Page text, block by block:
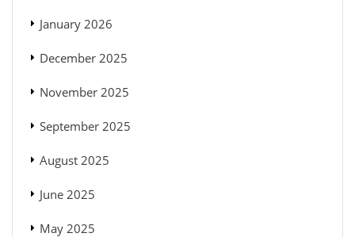
January 2026
December 2025
November 2025
September 2025
August 2025
June 2025
May 2025